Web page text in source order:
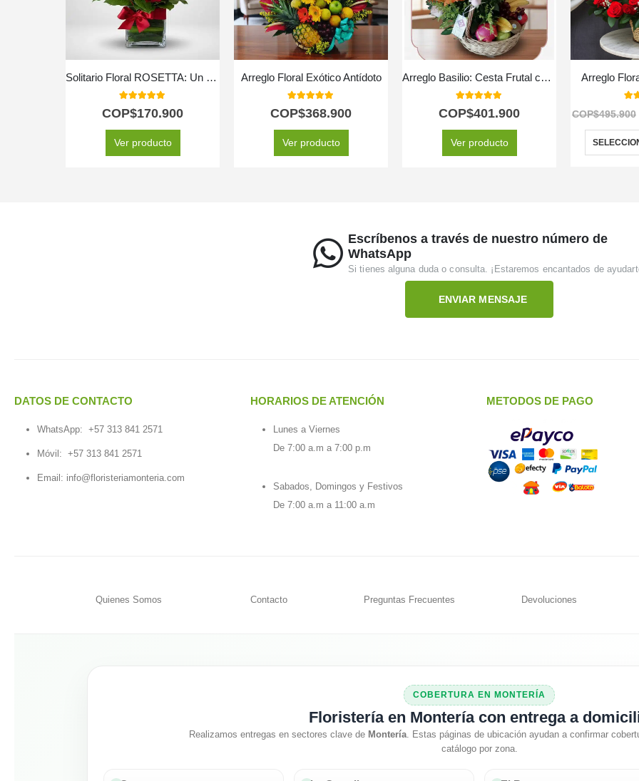
Solitario Floral ROSETTA: Un Clásico de Seis Rosas Rojas 🌹
COP$170.900
Ver producto
Arreglo Floral Exótico Antídoto
COP$368.900
Ver producto
Arreglo Basilio: Cesta Frutal con Delicadas Rosas y Lirios 🌿
COP$401.900
Ver producto
Arreglo
COP$495.900
Escríbenos a través de nuestro número de
WhatsApp
Si tienes alguna duda o consulta. ¡Estaremos encantados de
ENVIAR MENSAJE
DATOS DE CONTACTO
WhatsApp: +57 313 841 2571
Móvil: +57 313 841 2571
Email: info@floristeriamonteria.com
HORARIOS DE ATENCIÓN
Lunes a Viernes
De 7:00 a.m a 7:00 p.m
Sabados, Domingos y Festivos
De 7:00 a.m a 11:00 a.m
METODOS DE PAGO
Quienes Somos Contacto Preguntas Frecuentes Devoluciones
COBERTURA EN MONTERÍA
Floristería en Montería con entrega a
Realizamos entregas en sectores clave de Montería . Estas páginas de ubicación ayudan a confirmar
catálogo por zona.